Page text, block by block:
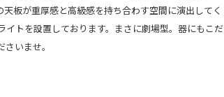
板が重厚感と高級感を持ち合わす空間に演出してく
トを設置しております。まさに劇場型。器にもこだ
いませ。